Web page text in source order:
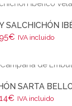
SALCHICHÓN
€ IVA incluido
SARTA
€ IVA incluido